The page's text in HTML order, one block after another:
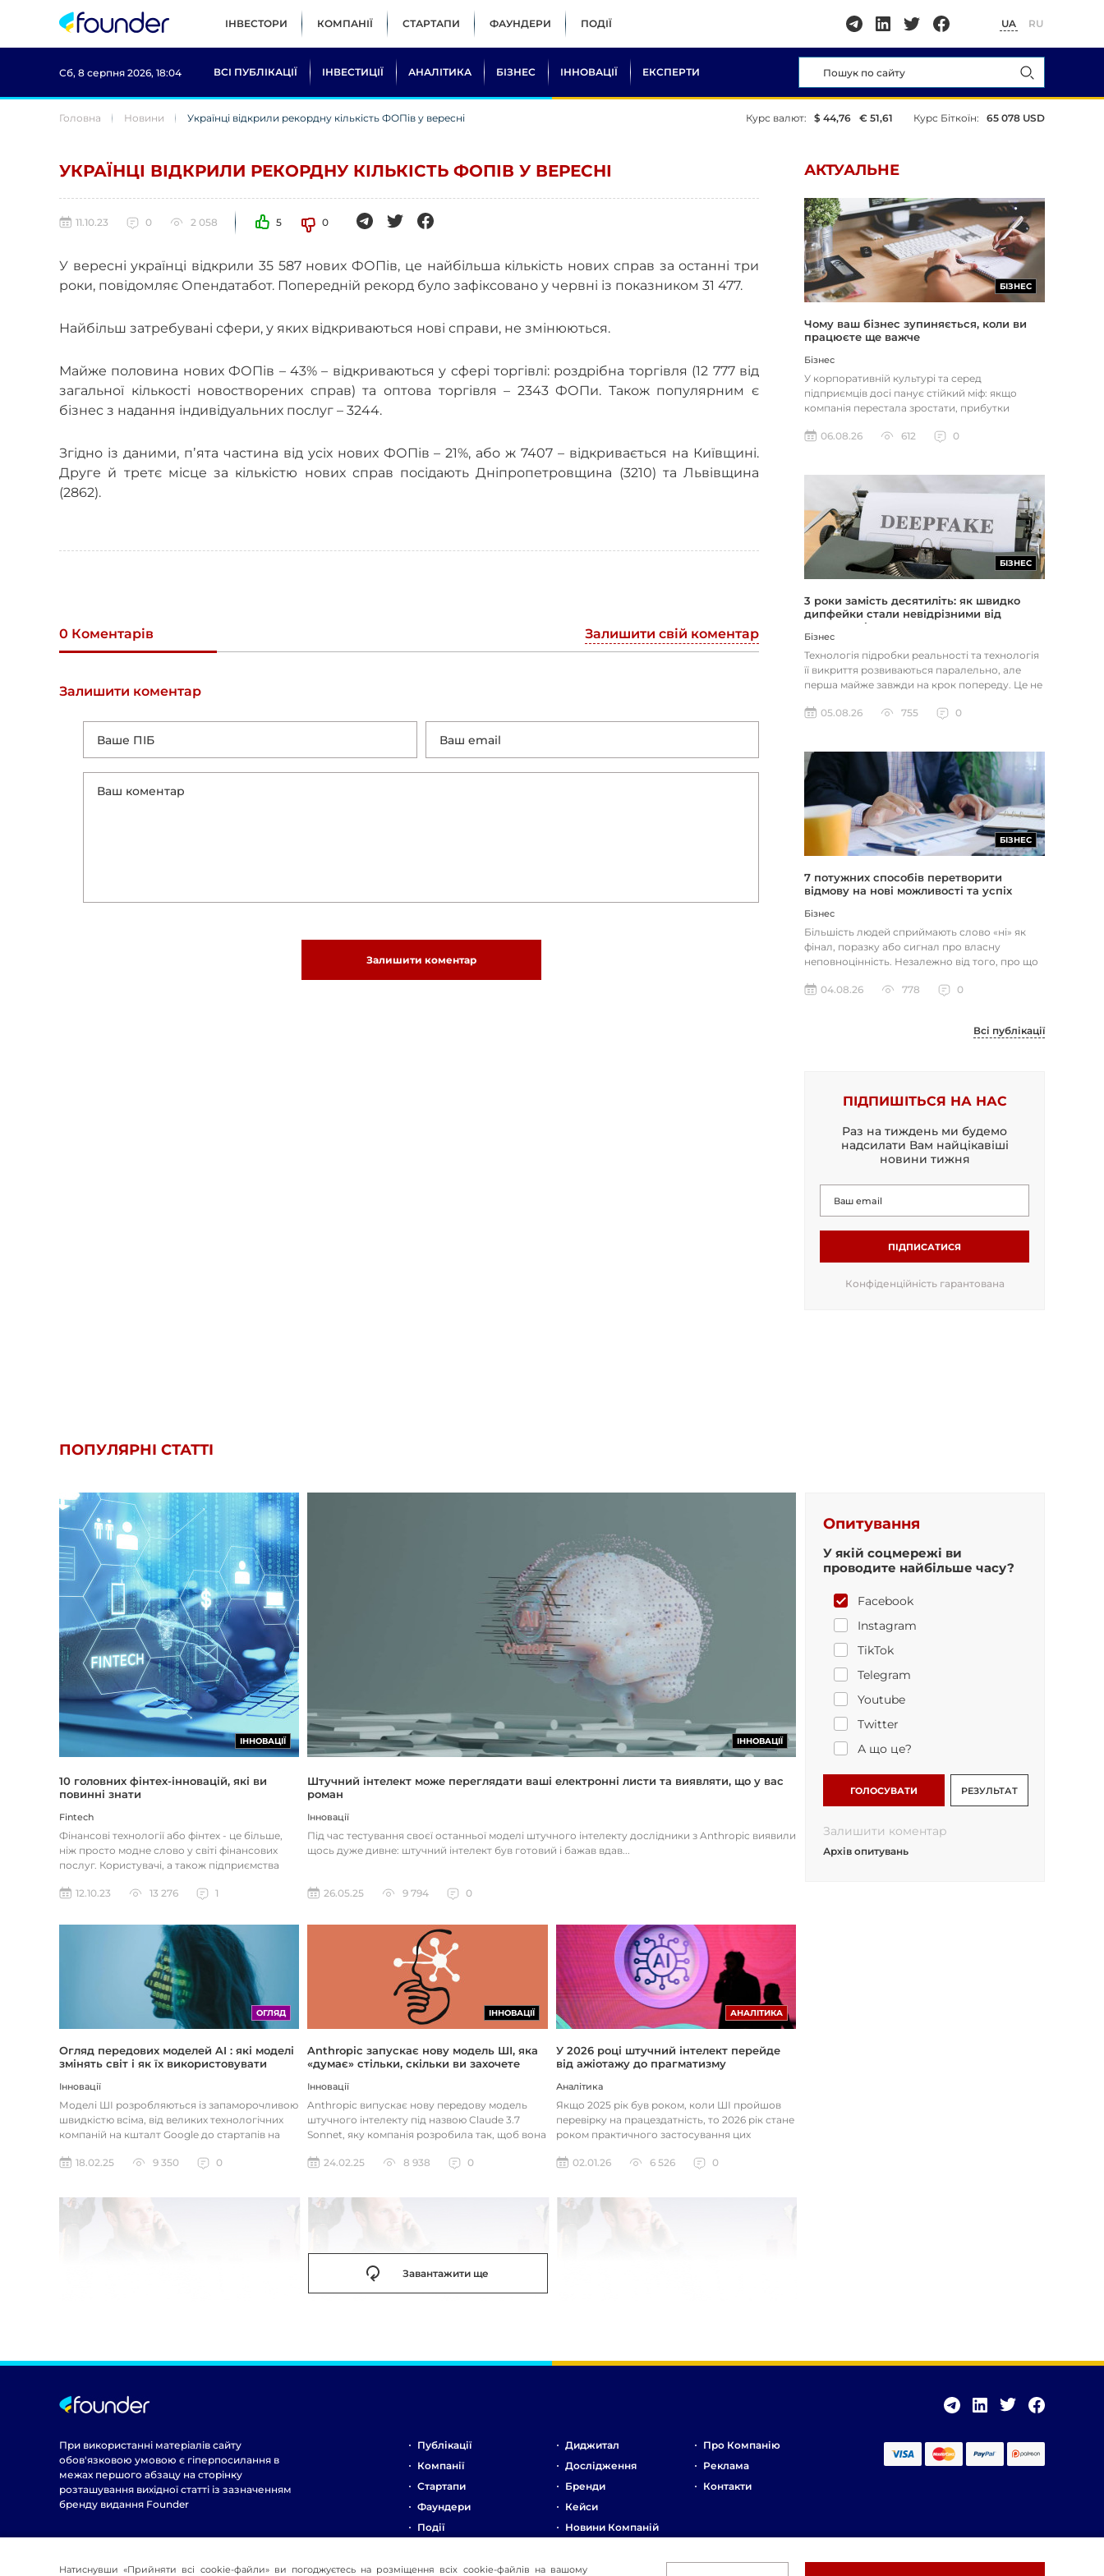
ІНВЕСТОРИ КОМПАНІЇ СТАРТАПИ ФАУНДЕРИ ПОДІЇ UA RU
Сб, 8 серпня 2026, 18:04 ВСІ ПУБЛІКАЦІЇ ІНВЕСТИЦІЇ АНАЛІТИКА БІЗНЕС ІННОВАЦІЇ ЕКСПЕРТИ
Головна Новини Українці відкрили рекордну кількість ФОПів у вересні Курс валют: $ 44,76 € 51,61 Курс Біткоїн: 65 078 USD
УКРАЇНЦІ ВІДКРИЛИ РЕКОРДНУ КІЛЬКІСТЬ ФОПІВ У ВЕРЕСНІ
11.10.23 0 2 058 5 0
У вересні українці відкрили 35 587 нових ФОПів, це найбільша кількість нових справ за останні три
роки, повідомляє Опендатабот. Попередній рекорд було зафіксовано у червні із показником 31 477.
Найбільш затребувані сфери, у яких відкриваються нові справи, не змінюються.
Майже половина нових ФОПів – 43% – відкриваються у сфері торгівлі: роздрібна торгівля (12 777 від
загальної кількості новостворених справ) та оптова торгівля – 2343 ФОПи. Також популярним є
бізнес з надання індивідуальних послуг – 3244.
Згідно із даними, пʼята частина від усіх нових ФОПів – 21%, або ж 7407 – відкривається на Київщині.
Друге й третє місце за кількістю нових справ посідають Дніпропетровщина (3210) та Львівщина
(2862).
0 Коментарів Залишити свій коментар
Залишити коментар
Залишити коментар
АКТУАЛЬНЕ
БІЗНЕС
Чому ваш бізнес зупиняється, коли ви
працюєте ще важче
Бізнес
У корпоративній культурі та серед
підприємців досі панує стійкий міф: якщо
компанія перестала зростати, прибутки
06.08.26
612 0
БІЗНЕС
3 роки замість десятиліть: як швидко
дипфейки стали невідрізними від
реальності
Бізнес
Технологія підробки реальності та технологія
її викриття розвиваються паралельно, але
перша майже завжди на крок попереду. Це не
05.08.26
755 0
БІЗНЕС
7 потужних способів перетворити
відмову на нові можливості та успіх
Бізнес
Більшість людей сприймають слово «ні» як
фінал, поразку або сигнал про власну
неповноцінність. Незалежно від того, про що
04.08.26
778 0
Всі публікації
ПІДПИШІТЬСЯ НА НАС
Раз на тиждень ми будемо
надсилати Вам найцікавіші
новини тижня
ПІДПИСАТИСЯ
Конфіденційність гарантована
ПОПУЛЯРНІ СТАТТІ
ІННОВАЦІЇ
10 головних фінтех-інновацій, які ви
повинні знати
Fintech
Фінансові технології або фінтех - це більше,
ніж просто модне слово у світі фінансових
послуг. Користувачі, а також підприємства
12.10.23
13 276 1
ІННОВАЦІЇ
Штучний інтелект може переглядати ваші електронні листи та виявляти, що у вас
роман
Інновації
Під час тестування своєї останньої моделі штучного інтелекту дослідники з Anthropic виявили
щось дуже дивне: штучний інтелект був готовий і бажав вдав...
26.05.25 9 794 0
ОГЛЯД
Огляд передових моделей AI : які моделі
змінять світ і як їх використовувати
Інновації
Моделі ШІ розробляються із запаморочливою
швидкістю всіма, від великих технологічних
компаній на кшталт Google до стартапів на
18.02.25
9 350 0
ІННОВАЦІЇ
Anthropic запускає нову модель ШІ, яка
«думає» стільки, скільки ви захочете
Інновації
Anthropic випускає нову передову модель
штучного інтелекту під назвою Claude 3.7
Sonnet, яку компанія розробила так, щоб вона
24.02.25
8 938 0
АНАЛІТИКА
У 2026 році штучний інтелект перейде
від ажіотажу до прагматизму
Аналітика
Якщо 2025 рік був роком, коли ШІ пройшов
перевірку на працездатність, то 2026 рік стане
роком практичного застосування цих
02.01.26
6 526 0
Завантажити ще
Опитування
У якій соцмережі ви
проводите найбільше часу?
Facebook
Instagram
TikTok
Telegram
Youtube
Twitter
А що це?
ГОЛОСУВАТИ РЕЗУЛЬТАТ
Залишити коментар
Архів опитувань
При використанні матеріалів сайту
обов'язковою умовою є гіперпосилання в
межах першого абзацу на сторінку
розташування вихідної статті із зазначенням
бренду видання Founder
Публікації
Компанії
Стартапи
Фаундери
Події
Диджитал
Дослідження
Бренди
Кейси
Новини Компаній
Стартапи
Про Компанію
Реклама
Контакти
Натиснувши «Прийняти всі cookie-файли» ви погоджуєтесь на розміщення всіх cookie-файлів на вашому